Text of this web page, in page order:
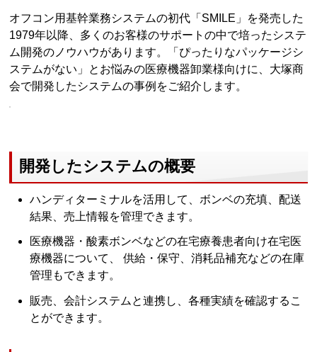
オフコン用基幹業務システムの初代「SMILE」を発売した
1979年以降、多くのお客様のサポートの中で培ったシステ
ム開発のノウハウがあります。「ぴったりなパッケージシ
ステムがない」とお悩みの医療機器卸業様向けに、大塚商
会で開発したシステムの事例をご紹介します。
開発したシステムの概要
ハンディターミナルを活用して、ボンベの充填、配送
結果、売上情報を管理できます。
医療機器・酸素ボンベなどの在宅療養患者向け在宅医
療機器について、 供給・保守、消耗品補充などの在庫
管理もできます。
販売、会計システムと連携し、各種実績を確認するこ
とができます。